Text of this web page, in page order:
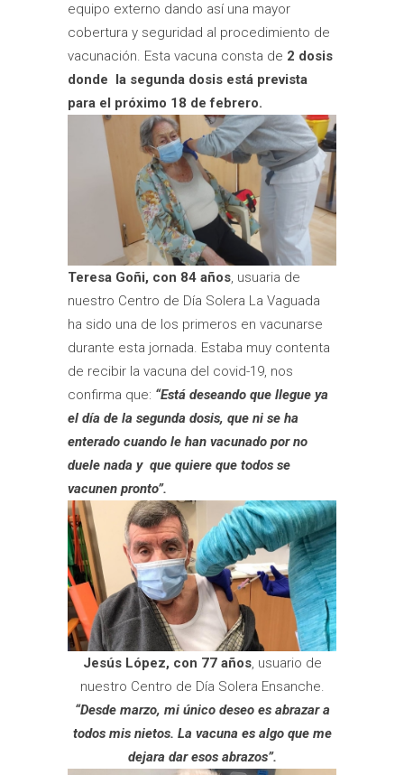
equipo externo dando así una mayor
cobertura y seguridad al procedimiento de
vacunación. Esta vacuna consta de 2 dosis
donde la segunda dosis está prevista
para el próximo 18 de febrero.
Teresa Goñi, con 84 años, usuaria de
nuestro Centro de Día Solera La Vaguada
ha sido una de los primeros en vacunarse
durante esta jornada. Estaba muy contenta
de recibir la vacuna del covid-19, nos
confirma que: “Está deseando que llegue ya
el día de la segunda dosis, que ni se ha
enterado cuando le han vacunado por no
duele nada y que quiere que todos se
vacunen pronto”.
Jesús López, con 77 años, usuario de
nuestro Centro de Día Solera Ensanche.
“Desde marzo, mi único deseo es abrazar a
todos mis nietos. La vacuna es algo que me
dejara dar esos abrazos”.